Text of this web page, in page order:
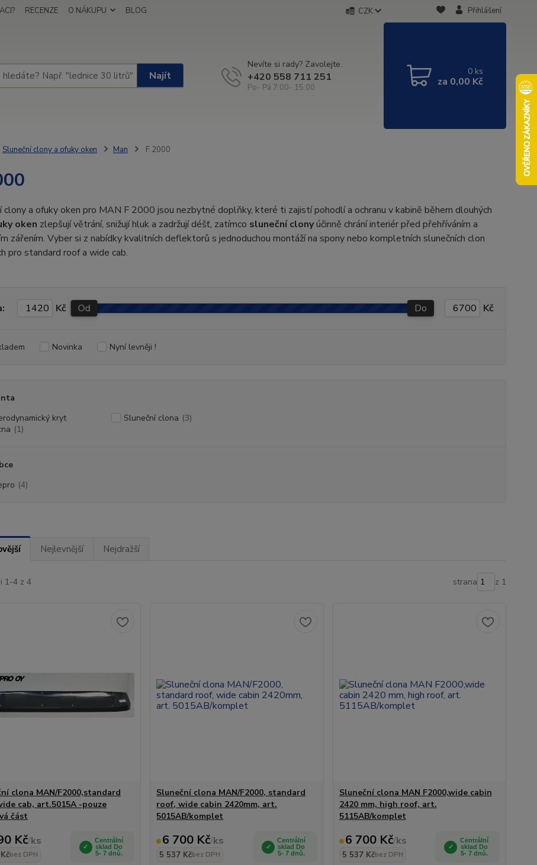
RECENZE O NÁKUPU BLOG CZK Přihlášení
Najít
Nevíte si rady? Zavolejte.
+420 558 711 251
Po- Pá 7:00- 15:00
0 ks
za 0,00 Kč
Sluneční clony a ofuky oken Man F 2000
clony a ofuky oken pro MAN F 2000 jsou nezbytné doplňky, které ti zajistí pohodlí a ochranu v kabině během dlouhých
oken zlepšují větrání, snižují hluk a zadržují déšť, zatímco sluneční clonyúčinně chrání interiér před přehříváním a
zářením. Vyber si z nabídky kvalitních deflektorů s jednoduchou montáží na spony nebo kompletních slunečních clon
pro standard roof a wide cab.
Kč Od Do Kč
Novinka Nyní levněji !
kryt
(1)
Sluneční clona (3)
(4)
Nejlevnější Nejdražší
1-4 z 4 strana z 1
clona MAN/F2000,standard
cab, art.5015A -pouze
část
Kč/ks
bez DPH
Centrální
sklad Do
5- 7 dnů.
Sluneční clona MAN/F2000, standard
roof, wide cabin 2420mm, art.
5015AB/komplet
6 700 Kč/ks
5 537 Kčbez DPH
Centrální
sklad Do
5- 7 dnů.
Sluneční clona MAN F2000,wide cabin
2420 mm, high roof, art.
5115AB/komplet
6 700 Kč/ks
5 537 Kčbez DPH
Centrální
sklad Do
5- 7 dnů.